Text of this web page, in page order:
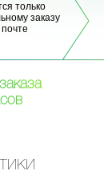
только
заказу
заказа
сов